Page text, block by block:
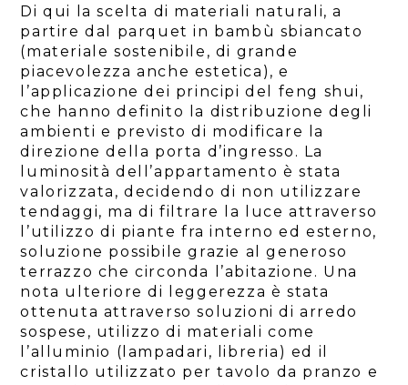
HOME
CHI SONO
BEN-ABITARE
SERVIZI
PROGETTI
BLOG
Di qui la scelta di materiali naturali, a
partire dal parquet in bambù sbiancato
(materiale sostenibile, di grande
piacevolezza anche estetica), e
l’applicazione dei principi del feng shui,
che hanno definito la distribuzione degli
ambienti e previsto di modificare la
direzione della porta d’ingresso. La
luminosità dell’appartamento è stata
valorizzata, decidendo di non utilizzare
tendaggi, ma di filtrare la luce attraverso
l’utilizzo di piante fra interno ed esterno,
soluzione possibile grazie al generoso
terrazzo che circonda l’abitazione. Una
nota ulteriore di leggerezza è stata
ottenuta attraverso soluzioni di arredo
sospese, utilizzo di materiali come
l’alluminio (lampadari, libreria) ed il
cristallo utilizzato per tavolo da pranzo e